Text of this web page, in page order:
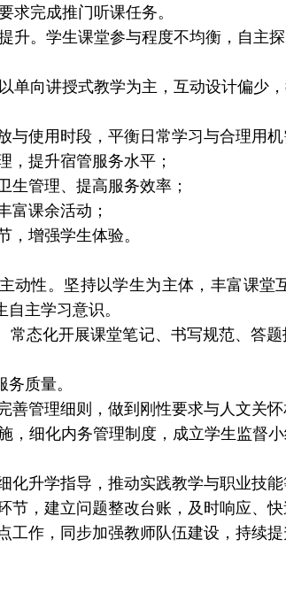
求完成推门听课任务。
升。学生课堂参与程度不均衡，自主
单向讲授式教学为主，互动设计偏少
使用时段，平衡日常学习与合理用机
，提升宿管服务水平；
生管理、提高服务效率；
富课余活动；
，增强学生体验。
动性。坚持以学生为主体，丰富课
主学习意识。
常态化开展课堂笔记、书写规范、答
质量。
善管理细则，做到刚性要求与人文关
，细化内务管理制度，成立学生监督
化升学指导，推动实践教学与职业技
，建立问题整改台账，及时响应、快
作，同步加强教师队伍建设，持续提